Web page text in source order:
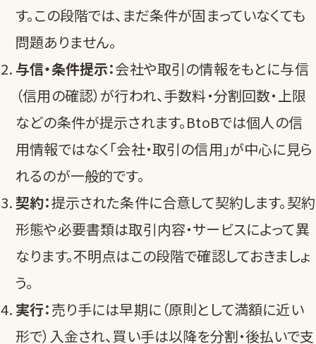
す。この段階では、まだ条件が固まっていなくても
問題ありません。
与信・条件提示：会社や取引の情報をもとに与信
（信用の確認）が行われ、手数料・分割回数・上限
などの条件が提示されます。BtoBでは個人の信
用情報ではなく「会社・取引の信用」が中心に見ら
れるのが一般的です。
契約：提示された条件に合意して契約します。契約
形態や必要書類は取引内容・サービスによって異
なります。不明点はこの段階で確認しておきましょ
う。
実行：売り手には早期に（原則として満額に近い
形で）入金され、買い手は以降を分割・後払いで支